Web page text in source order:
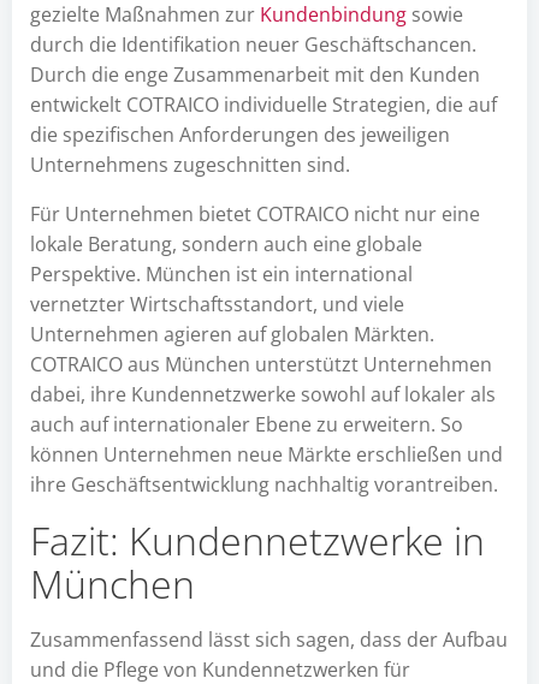
gezielte Maßnahmen zur Kundenbindung sowie
durch die Identifikation neuer Geschäftschancen.
Durch die enge Zusammenarbeit mit den Kunden
entwickelt COTRAICO individuelle Strategien, die auf
die spezifischen Anforderungen des jeweiligen
Unternehmens zugeschnitten sind.
Für Unternehmen bietet COTRAICO nicht nur eine
lokale Beratung, sondern auch eine globale
Perspektive. München ist ein international
vernetzter Wirtschaftsstandort, und viele
Unternehmen agieren auf globalen Märkten.
COTRAICO aus München unterstützt Unternehmen
dabei, ihre Kundennetzwerke sowohl auf lokaler als
auch auf internationaler Ebene zu erweitern. So
können Unternehmen neue Märkte erschließen und
ihre Geschäftsentwicklung nachhaltig vorantreiben.
Fazit: Kundennetzwerke in
München
Zusammenfassend lässt sich sagen, dass der Aufbau
und die Pflege von Kundennetzwerken für